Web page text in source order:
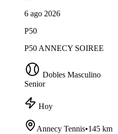
6 ago 2026
P50
P50 ANNECY SOIREE
Dobles Masculino
Senior
Hoy
Annecy Tennis•145 km